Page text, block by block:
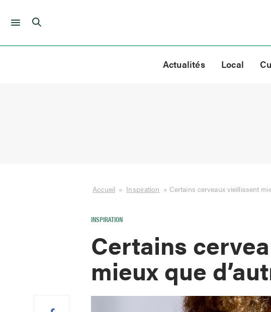
Skip
Actualités Local
Accueil » Inspiration » Certains cerveaux vieillissent
INSPIRATION
Certains
mieux que